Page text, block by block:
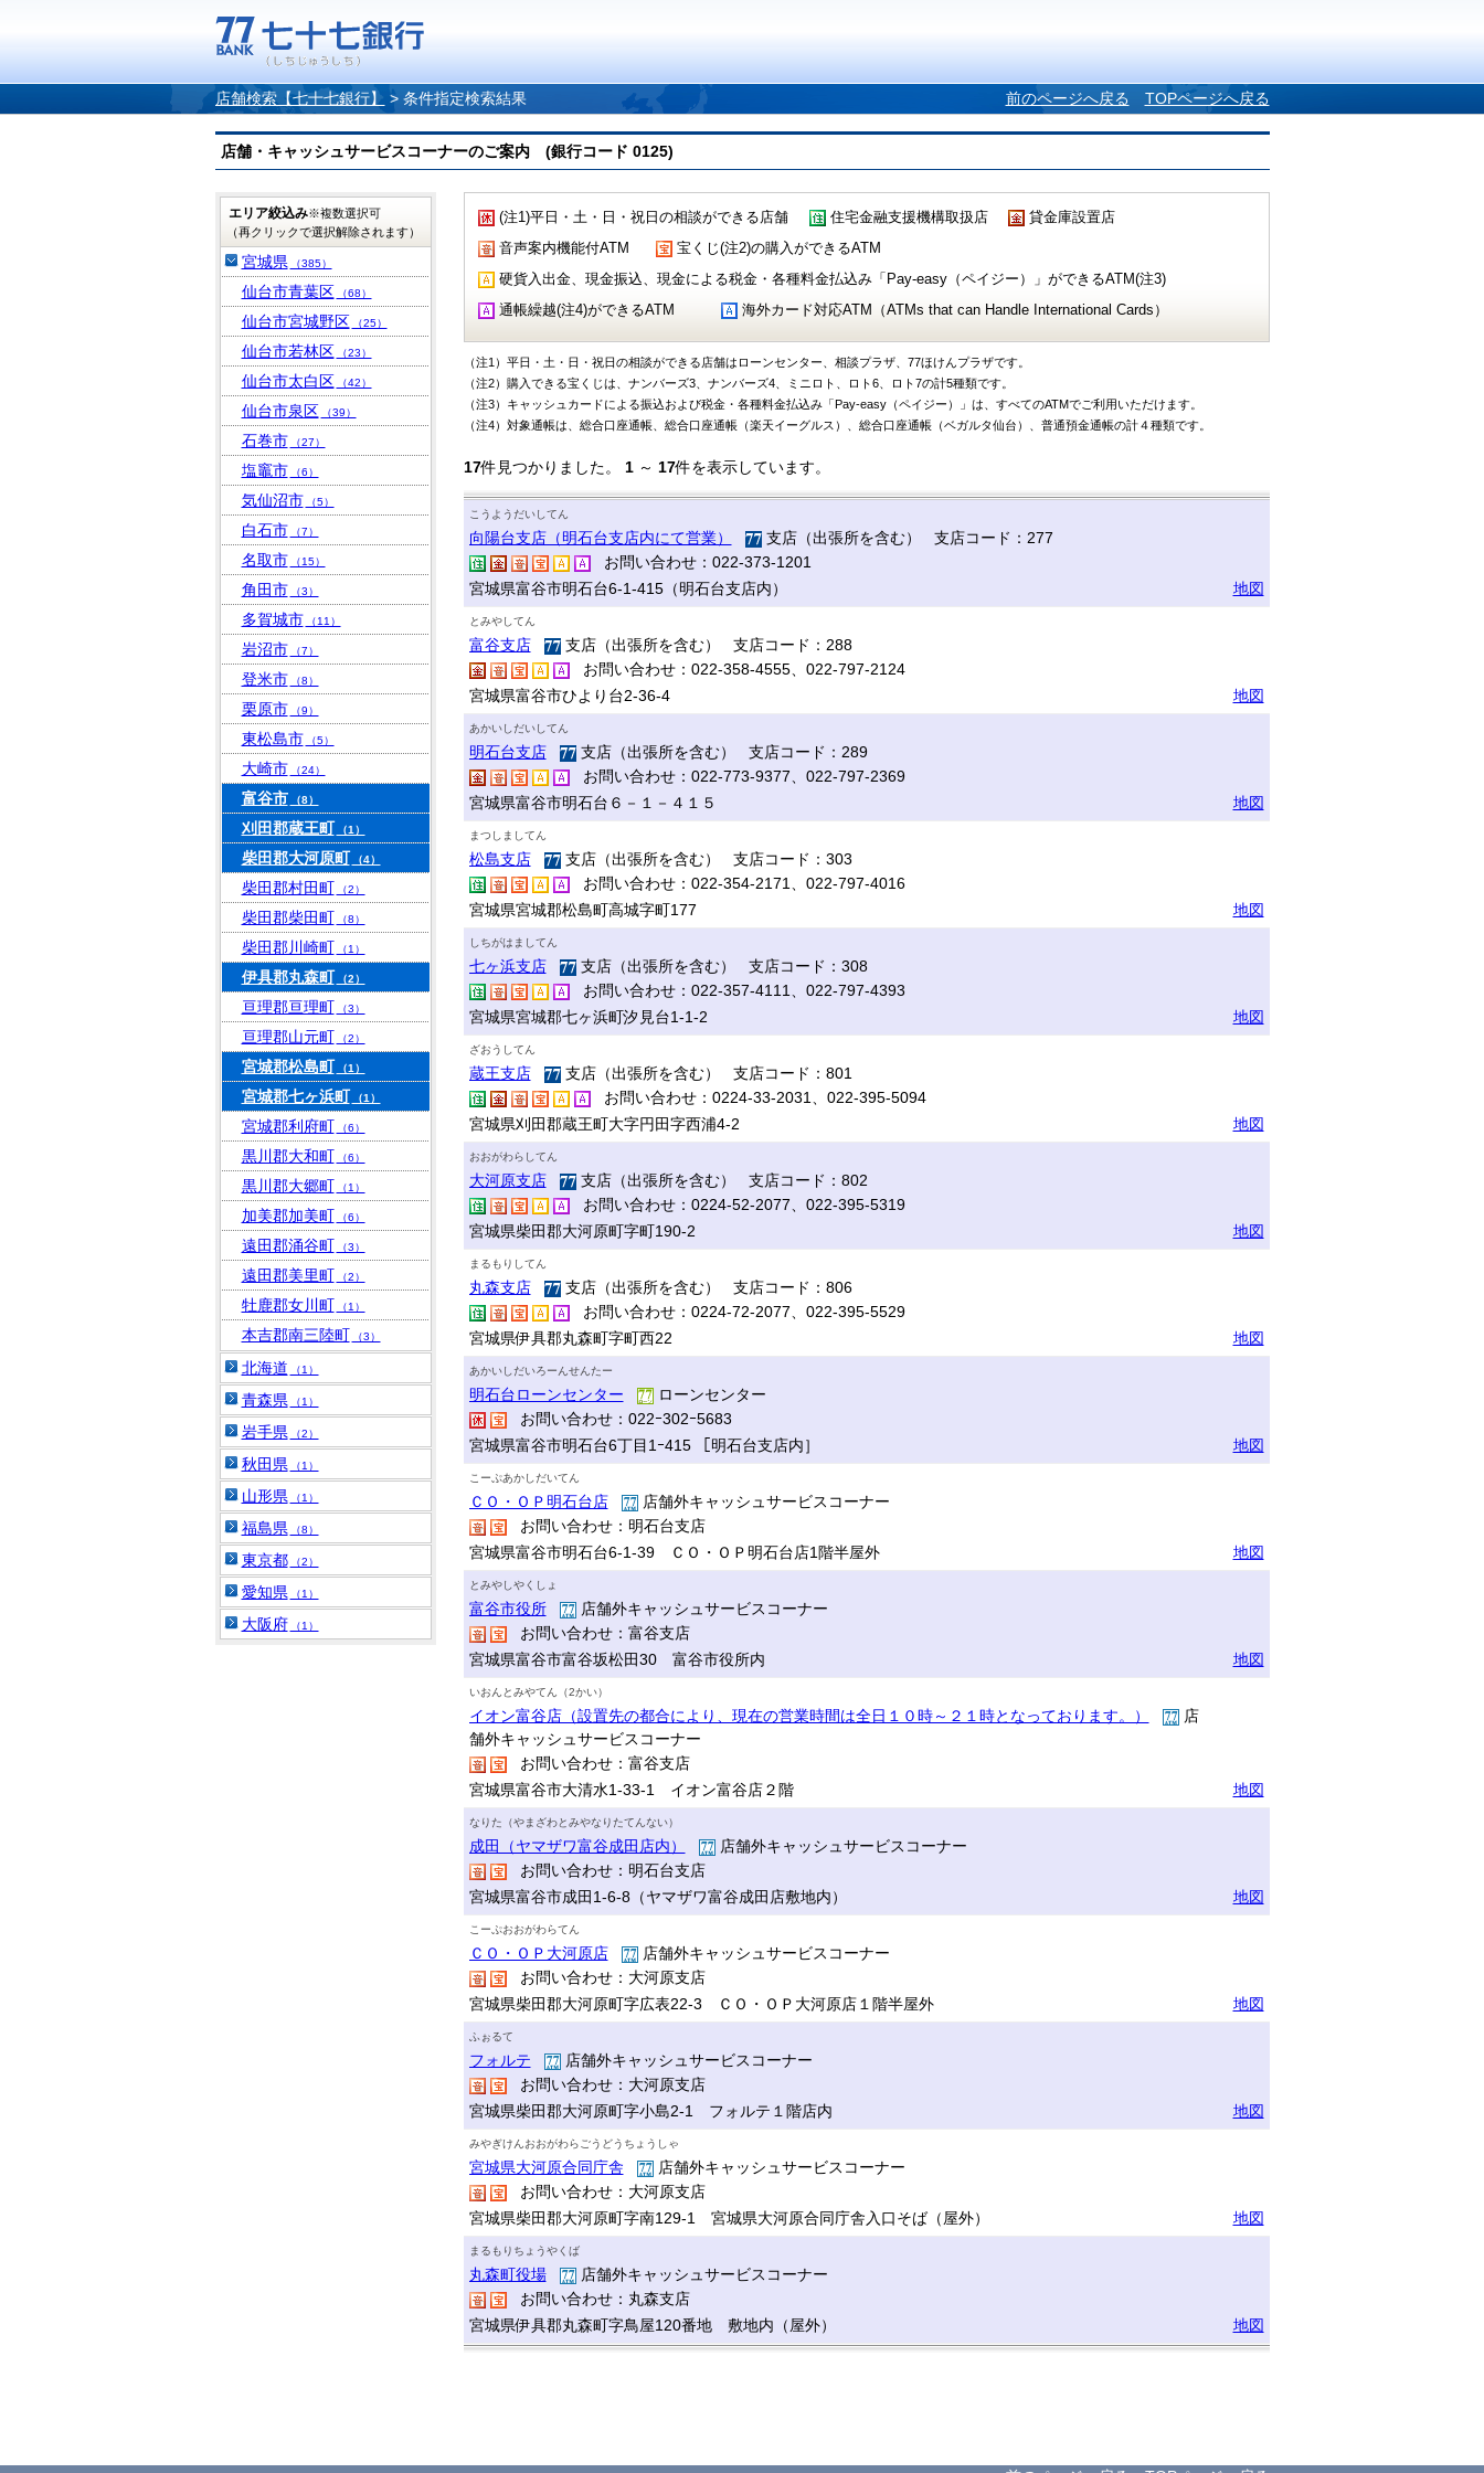
店舗検索【七十七銀行】 > 条件指定検索結果 前のページへ戻る TOPページへ戻る
店舗・キャッシュサービスコーナーのご案内 (銀行コード 0125)
(注1)平日・土・日・祝日の相談ができる店舗 住宅金融支援機構取扱店
貸金庫設置店
音声案内機能付ATM
宝くじ(注2)の購入ができるATM
硬貨入出金、現金振込、現金による税金・各種料金払込み「Pay-easy（ペイジー）」ができるATM(注3)
通帳繰越(注4)ができるATM
海外カード対応ATM（ATMs that can Handle International Cards）
（注1）平日・土・日・祝日の相談ができる店舗はローンセンター、相談プラザ、77ほけんプラザです。
（注2）購入できる宝くじは、ナンバーズ3、ナンバーズ4、ミニロト、ロト6、ロト7の計5種類です。
（注3）キャッシュカードによる振込および税金・各種料金払込み「Pay-easy（ペイジー）」は、すべてのATMでご利用いただけます。
（注4）対象通帳は、総合口座通帳、総合口座通帳（楽天イーグルス）、総合口座通帳（ベガルタ仙台）、普通預金通帳の計４種類です。
17件見つかりました。 1～ 17件を表示しています。
こうようだいしてん
向陽台支店（明石台支店内にて営業）
支店（出張所を含む） 支店コード：277
お問い合わせ：022-373-1201
宮城県富谷市明石台6-1-415（明石台支店内）
地図
とみやしてん
富谷支店
支店（出張所を含む） 支店コード：288
お問い合わせ：022-358-4555、022-797-2124
宮城県富谷市ひより台2-36-4
地図
あかいしだいしてん
明石台支店
支店（出張所を含む） 支店コード：289
お問い合わせ：022-773-9377、022-797-2369
宮城県富谷市明石台６－１－４１５
地図
まつしましてん
松島支店
支店（出張所を含む） 支店コード：303
お問い合わせ：022-354-2171、022-797-4016
宮城県宮城郡松島町高城字町177
地図
しちがはましてん
七ヶ浜支店
支店（出張所を含む） 支店コード：308
お問い合わせ：022-357-4111、022-797-4393
宮城県宮城郡七ヶ浜町汐見台1-1-2
地図
ざおうしてん
蔵王支店
支店（出張所を含む） 支店コード：801
お問い合わせ：0224-33-2031、022-395-5094
宮城県刈田郡蔵王町大字円田字西浦4-2
地図
おおがわらしてん
大河原支店
支店（出張所を含む） 支店コード：802
お問い合わせ：0224-52-2077、022-395-5319
宮城県柴田郡大河原町字町190-2
地図
まるもりしてん
丸森支店
支店（出張所を含む） 支店コード：806
お問い合わせ：0224-72-2077、022-395-5529
宮城県伊具郡丸森町字町西22
地図
あかいしだいろーんせんたー
明石台ローンセンター
ローンセンター
お問い合わせ：022ｰ302ｰ5683
宮城県富谷市明石台6丁目1ｰ415 ［明石台支店内］
地図
こーぷあかしだいてん
ＣＯ・ＯＰ明石台店
店舗外キャッシュサービスコーナー
お問い合わせ：明石台支店
宮城県富谷市明石台6-1-39 ＣＯ・ＯＰ明石台店1階半屋外
地図
とみやしやくしょ
富谷市役所
店舗外キャッシュサービスコーナー
お問い合わせ：富谷支店
宮城県富谷市富谷坂松田30 富谷市役所内
地図
いおんとみやてん（2かい）
イオン富谷店（設置先の都合により、現在の営業時間は全日１０時～２１時となっております。）
店
舗外キャッシュサービスコーナー
お問い合わせ：富谷支店
宮城県富谷市大清水1-33-1 イオン富谷店２階
地図
なりた（やまざわとみやなりたてんない）
成田（ヤマザワ富谷成田店内）
店舗外キャッシュサービスコーナー
お問い合わせ：明石台支店
宮城県富谷市成田1-6-8（ヤマザワ富谷成田店敷地内）
地図
こーぷおおがわらてん
ＣＯ・ＯＰ大河原店
店舗外キャッシュサービスコーナー
お問い合わせ：大河原支店
宮城県柴田郡大河原町字広表22-3 ＣＯ・ＯＰ大河原店１階半屋外
地図
ふぉるて
フォルテ
店舗外キャッシュサービスコーナー
お問い合わせ：大河原支店
宮城県柴田郡大河原町字小島2-1 フォルテ１階店内
地図
みやぎけんおおがわらごうどうちょうしゃ
宮城県大河原合同庁舎
店舗外キャッシュサービスコーナー
お問い合わせ：大河原支店
宮城県柴田郡大河原町字南129-1 宮城県大河原合同庁舎入口そば（屋外）
地図
まるもりちょうやくば
丸森町役場
店舗外キャッシュサービスコーナー
お問い合わせ：丸森支店
宮城県伊具郡丸森町字鳥屋120番地 敷地内（屋外）
地図
エリア絞込み※複数選択可
（再クリックで選択解除されます）
宮城県 （385）
仙台市青葉区 （68）
仙台市宮城野区 （25）
仙台市若林区 （23）
仙台市太白区 （42）
仙台市泉区 （39）
石巻市 （27）
塩竈市 （6）
気仙沼市 （5）
白石市 （7）
名取市 （15）
角田市 （3）
多賀城市 （11）
岩沼市 （7）
登米市 （8）
栗原市 （9）
東松島市 （5）
大崎市 （24）
富谷市 （8）
刈田郡蔵王町 （1）
柴田郡大河原町 （4）
柴田郡村田町 （2）
柴田郡柴田町 （8）
柴田郡川崎町 （1）
伊具郡丸森町 （2）
亘理郡亘理町 （3）
亘理郡山元町 （2）
宮城郡松島町 （1）
宮城郡七ヶ浜町 （1）
宮城郡利府町 （6）
黒川郡大和町 （6）
黒川郡大郷町 （1）
加美郡加美町 （6）
遠田郡涌谷町 （3）
遠田郡美里町 （2）
牡鹿郡女川町 （1）
本吉郡南三陸町 （3）
北海道 （1）
青森県 （1）
岩手県 （2）
秋田県 （1）
山形県 （1）
福島県 （8）
東京都 （2）
愛知県 （1）
大阪府 （1）